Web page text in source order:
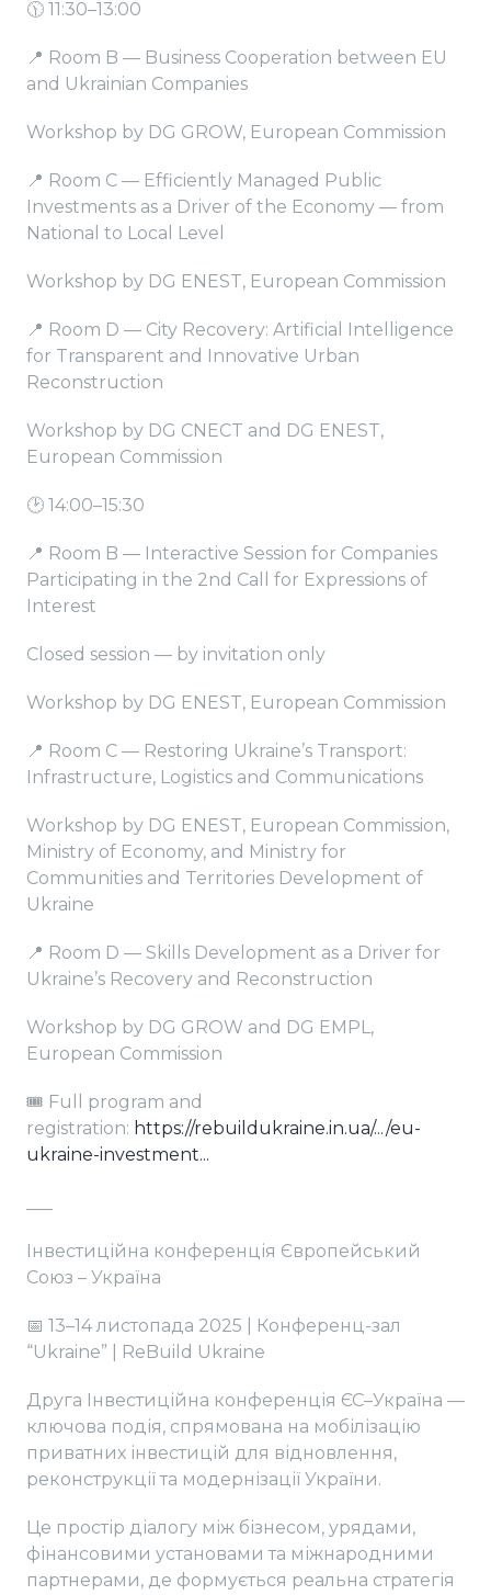
🕦 11:30–13:00
📍 Room B — Business Cooperation between EU
and Ukrainian Companies
Workshop by DG GROW, European Commission
📍 Room C — Efficiently Managed Public
Investments as a Driver of the Economy — from
National to Local Level
Workshop by DG ENEST, European Commission
📍 Room D — City Recovery: Artificial Intelligence
for Transparent and Innovative Urban
Reconstruction
Workshop by DG CNECT and DG ENEST,
European Commission
🕑 14:00–15:30
📍 Room B — Interactive Session for Companies
Participating in the 2nd Call for Expressions of
Interest
Closed session — by invitation only
Workshop by DG ENEST, European Commission
📍 Room C — Restoring Ukraine’s Transport:
Infrastructure, Logistics and Communications
Workshop by DG ENEST, European Commission,
Ministry of Economy, and Ministry for
Communities and Territories Development of
Ukraine
📍 Room D — Skills Development as a Driver for
Ukraine’s Recovery and Reconstruction
Workshop by DG GROW and DG EMPL,
European Commission
🎟️ Full program and
registration: https://rebuildukraine.in.ua/.../eu-
ukraine-investment...
Інвестиційна конференція Європейський
Союз – Україна
📅 13–14 листопада 2025 | Конференц-зал
“Ukraine” | ReBuild Ukraine
Друга Інвестиційна конференція ЄС–Україна —
ключова подія, спрямована на мобілізацію
приватних інвестицій для відновлення,
реконструкції та модернізації України.
Це простір діалогу між бізнесом, урядами,
фінансовими установами та міжнародними
партнерами, де формується реальна стратегія